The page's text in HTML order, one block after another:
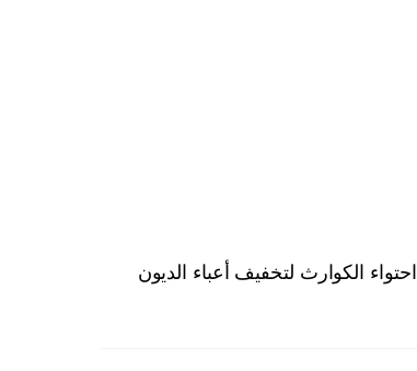
احتواء الكوارث لتخفيف أعباء الديون